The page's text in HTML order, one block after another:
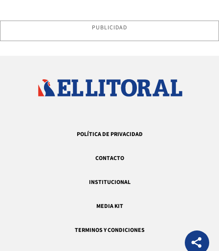
PUBLICIDAD
POLÍTICA DE PRIVACIDAD
CONTACTO
INSTITUCIONAL
MEDIA KIT
TERMINOS Y CONDICIONES